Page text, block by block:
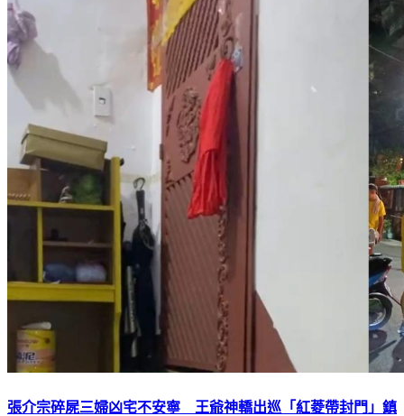
張介宗碎屍三婦凶宅不安寧 王爺神轎出巡「紅菱帶封門」鎮